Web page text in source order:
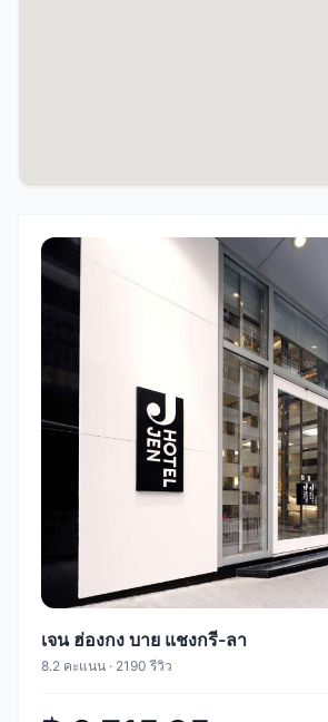
เจน ฮ่องกง บาย แชงกรี-ลา
8.2 คะแนน · 2190 รีวิว